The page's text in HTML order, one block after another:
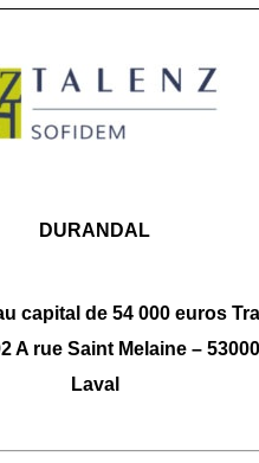
DURANDAL
capital de 54 000 euros
rue Saint Melaine –
Laval